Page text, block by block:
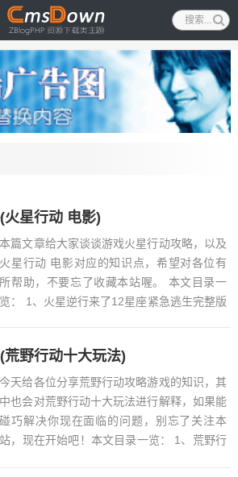
星行动 电影)
本篇文章给大家谈谈游戏火星行动攻略，以及
火星行动 电影对应的知识点，希望对各位有
所帮助，不要忘了收藏本站喔。 本文目录一
览： 1、火星逆行来了12星座紧急逃生完整版
野行动十大玩法)
今天给各位分享荒野行动攻略游戏的知识，其
中也会对荒野行动十大玩法进行解释，如果能
碰巧解决你现在面临的问题，别忘了关注本
站，现在开始吧！本文目录一览： 1、荒野行